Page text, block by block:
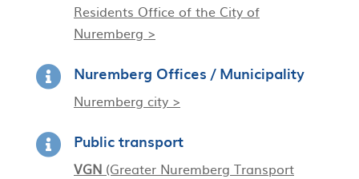
Residents Office of the City of
Nuremberg >
 Nuremberg Offices / Municipality
Nuremberg city >
 Public transport
VGN(Greater Nuremberg Transport